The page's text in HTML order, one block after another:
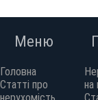
Меню
Головна
Статті про
на